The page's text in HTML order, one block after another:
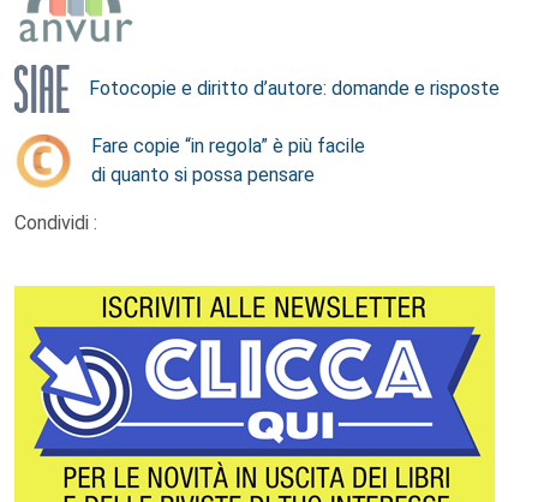
Fotocopie e diritto d’autore: domande e risposte
Fare copie “in regola” è più facile
di quanto si possa pensare
Condividi :